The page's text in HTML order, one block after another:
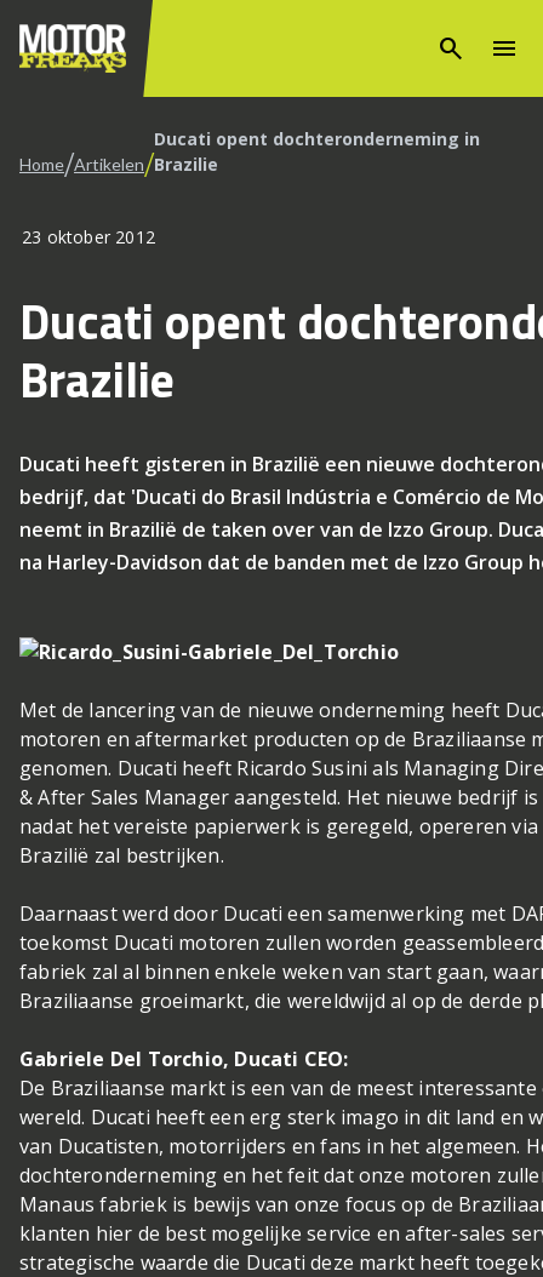
search menu
Home/Artikelen/Ducati opent dochteronderneming in
Brazilie
23 oktober 2012
Ducati opent
Brazilie
Ducati heeft gisteren in Brazilië een nieuwe
bedrijf, dat 'Ducati do Brasil Indústria e Comércio de
neemt in Brazilië de taken over van de Izzo Group.
na Harley-Davidson dat de banden met de Izzo Group
Met de lancering van de nieuwe onderneming heeft
motoren en aftermarket producten op de Braziliaanse
genomen. Ducati heeft Ricardo Susini als Managing
& After Sales Manager aangesteld. Het nieuwe bedrijf
nadat het vereiste papierwerk is geregeld, opereren
Brazilië zal bestrijken.
Daarnaast werd door Ducati een samenwerking met
toekomst Ducati motoren zullen worden
fabriek zal al binnen enkele weken van start gaan,
Braziliaanse groeimarkt, die wereldwijd al op de derde
Gabriele Del Torchio, Ducati CEO:
De Braziliaanse markt is een van de meest
wereld. Ducati heeft een erg sterk imago in dit land en
van Ducatisten, motorrijders en fans in het algemeen.
dochteronderneming en het feit dat onze motoren
Manaus fabriek is bewijs van onze focus op de
klanten hier de best mogelijke service en after-sales
strategische waarde die Ducati deze markt heeft